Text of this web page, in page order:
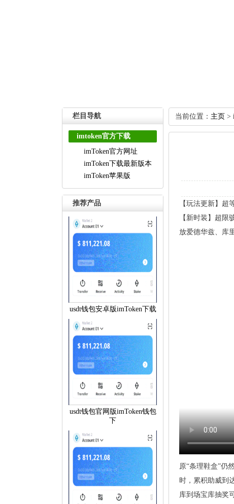
栏目导航
imtoken官方下载
imToken官方网址
imToken下载最新版本
imToken苹果版
推荐产品
usdt钱包安卓版imToken下载
usdt钱包官网版imToken钱包
下
当前位置： 主页 >
【玩法更新】
【新时装】超
放爱德华兹、库
原“条理鞋盒”仍
时，累积助威到
库到场宝库抽奖